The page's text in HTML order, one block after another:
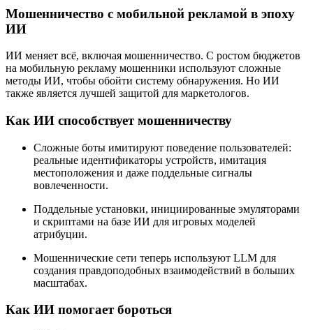
Мошенничество с мобильной рекламой в эпоху
ИИ
ИИ меняет всё, включая мошенничество. С ростом бюджетов
на мобильную рекламу мошенники используют сложные
методы ИИ, чтобы обойти систему обнаружения. Но ИИ
также является лучшей защитой для маркетологов.
Как ИИ способствует мошенничеству
Сложные боты имитируют поведение пользователей:
реальные идентификаторы устройств, имитация
местоположения и даже поддельные сигналы
вовлеченности.
Поддельные установки, инициированные эмуляторами
и скриптами на базе ИИ для игровых моделей
атрибуции.
Мошеннические сети теперь используют LLM для
создания правдоподобных взаимодействий в больших
масштабах.
Как ИИ помогает бороться